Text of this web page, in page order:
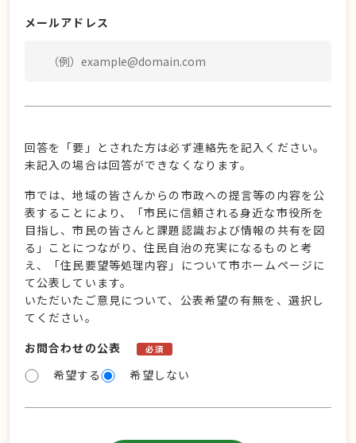
メールアドレス
回答を「要」とされた方は必ず連絡先を記入ください。
未記入の場合は回答ができなくなります。
市では、地域の皆さんからの市政への提言等の内容を公
表することにより、「市民に信頼される身近な市役所を
目指し、市民の皆さんと課題認識および情報の共有を図
る」ことにつながり、住民自治の充実になるものと考
え、「住民要望等処理内容」について市ホームページに
て公表しています。
いただいたご意見について、公表希望の有無を、選択し
てください。
お問合わせの公表
必須
希望する 希望しない